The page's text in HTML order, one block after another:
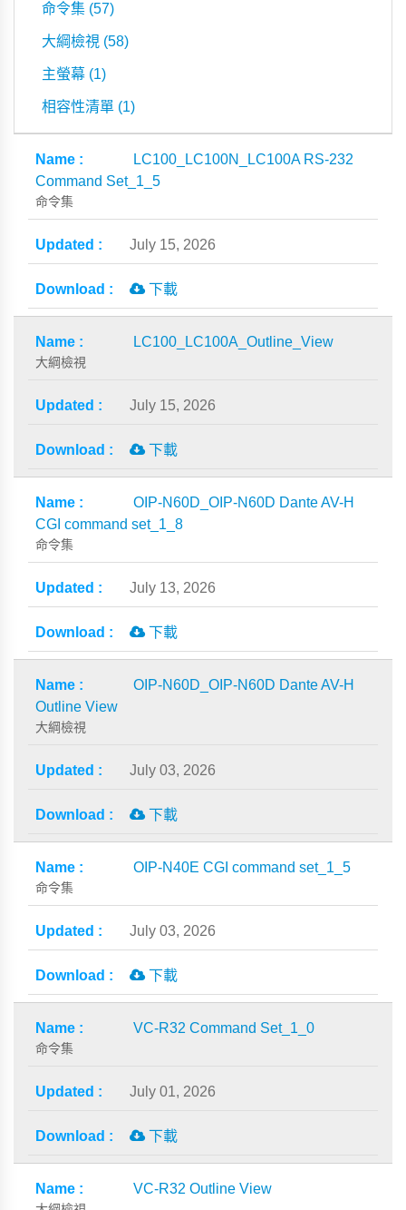
命令集 (57)
大綱檢視 (58)
主螢幕 (1)
相容性清單 (1)
LC100_LC100N_LC100A RS-232
Command Set_1_5
命令集
July 15, 2026
下載
LC100_LC100A_Outline_View
大綱檢視
July 15, 2026
下載
OIP-N60D_OIP-N60D Dante AV-H
CGI command set_1_8
命令集
July 13, 2026
下載
OIP-N60D_OIP-N60D Dante AV-H
Outline View
大綱檢視
July 03, 2026
下載
OIP-N40E CGI command set_1_5
命令集
July 03, 2026
下載
VC-R32 Command Set_1_0
命令集
July 01, 2026
下載
VC-R32 Outline View